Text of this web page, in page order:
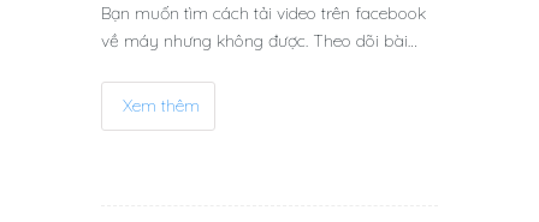
Bạn muốn tìm cách tải video trên facebook
về máy nhưng không được. Theo dõi bài…
Xem thêm